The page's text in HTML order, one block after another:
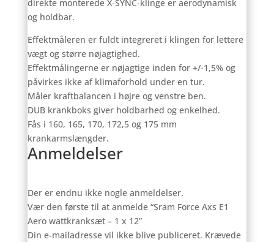
direkte monterede X-SYNC-klinge er aerodynamisk
og holdbar.
Effektmåleren er fuldt integreret i klingen for lettere
vægt og større nøjagtighed.
Effektmålingerne er nøjagtige inden for +/-1,5% og
påvirkes ikke af klimaforhold under en tur.
Måler kraftbalancen i højre og venstre ben.
DUB krankboks giver holdbarhed og enkelhed.
Fås i 160, 165, 170, 172,5 og 175 mm
krankarmslængder.
Anmeldelser
Der er endnu ikke nogle anmeldelser.
Vær den første til at anmelde “Sram Force Axs E1
Aero wattkranksæt – 1 x 12”
Din e-mailadresse vil ikke blive publiceret. Krævede